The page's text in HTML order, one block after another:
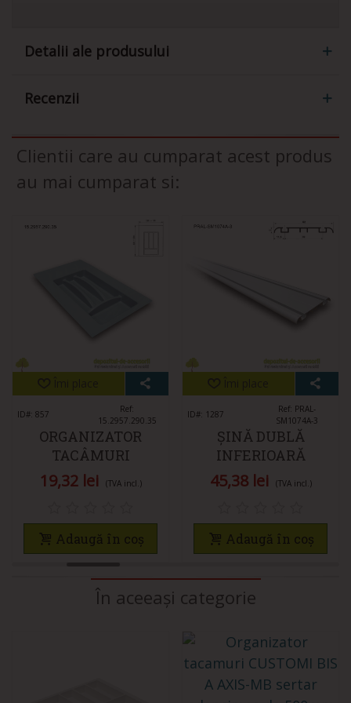
Detalii ale produsului
Recenzii
Clientii care au cumparat acest produs
au mai cumparat si:
ID#: 857
Ref:
15.2957.290.35
ORGANIZATOR
TACÂMURI
290X500MM 4
SEPARATOARE
19,32 lei (TVA incl.)
Adaugă în coș
ID#: 1287
Ref: PRAL-
SM1074A-3
ȘINĂ DUBLĂ
INFERIOARĂ
SKM250 3M
ALUMINIU
45,38 lei (TVA incl.)
Adaugă în coș
În aceeași categorie